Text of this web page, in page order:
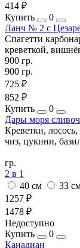
414 ₽
Купить
0
Ланч № 2 с
Спагетти
креветкой,
900 гр.
900 гр.
725 ₽
852 ₽
Купить
0
Дары моря
Креветки,
чиз, цукини,
гр.
2 в 1
40 см
33
1257 ₽
1478 ₽
Недоступно
Купить
0
Канадиан